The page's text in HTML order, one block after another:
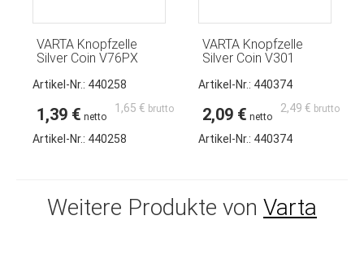
VARTA Knopfzelle
Silver Coin V76PX
Artikel-Nr.: 440258
1,65 €
1,39 €
Artikel-Nr.: 440258
VARTA Knopfzelle
Silver Coin V301
Artikel-Nr.: 440374
2,49 €
2,09 €
Artikel-Nr.: 440374
Weitere Produkte von Varta